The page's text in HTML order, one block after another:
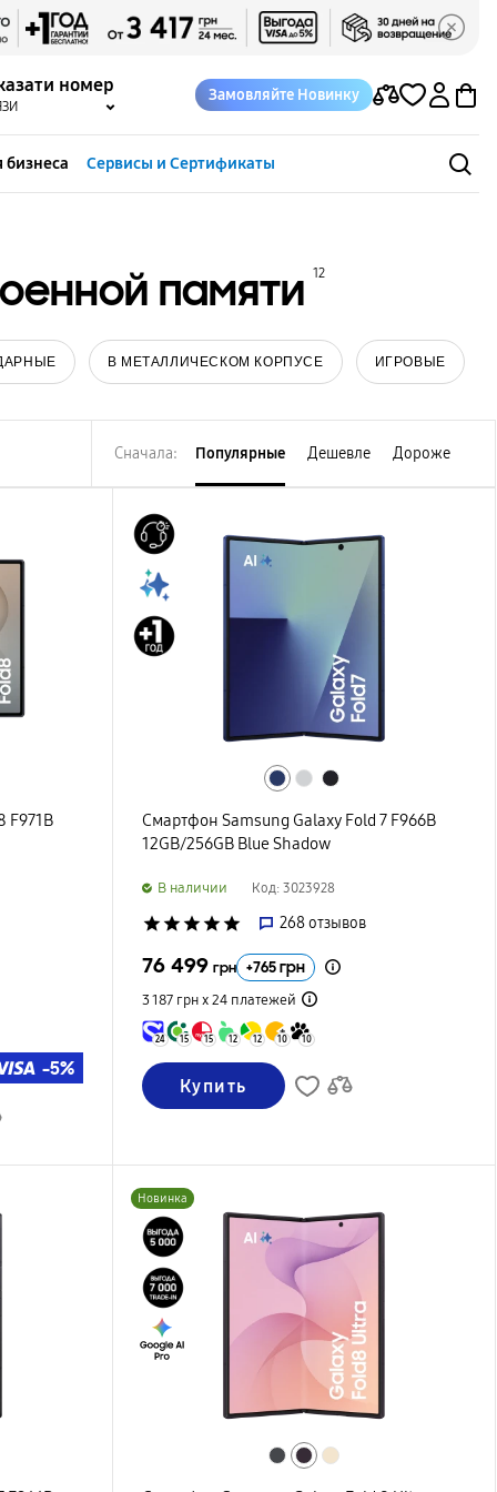
номер Замовляйте Новинку
бизнеса Сервисы и Сертификаты
памяти 12
В МЕТАЛЛИЧЕСКОМ КОРПУСЕ ИГРОВЫЕ
Сначала: Популярные Дешевле Дороже
F971B
-5%
Смартфон Samsung Galaxy Fold 7 F966B
12GB/256GB Blue Shadow
B наличии Код: 3023928
star star star star star 268отзывов
76 499 грн +765грн
3 187 грн х 24 платежей
24 15 15 12 12 10 10
Купить
Новинка